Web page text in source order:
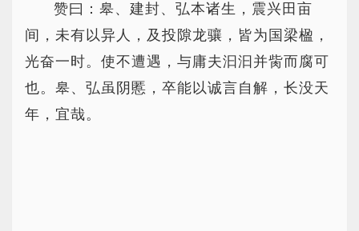
赞曰：皋、建封、弘本诸生，震兴田亩
间，未有以异人，及投隙龙骧，皆为国梁楹，
光奋一时。使不遭遇，与庸夫汩汩并胔而腐可
也。皋、弘虽阴慝，卒能以诚言自解，长没天
年，宜哉。